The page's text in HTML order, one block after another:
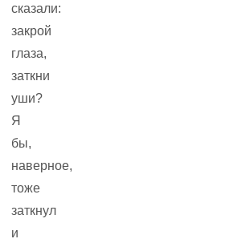
сказали:
закрой
глаза,
заткни
уши?
Я
бы,
наверное,
тоже
заткнул
и